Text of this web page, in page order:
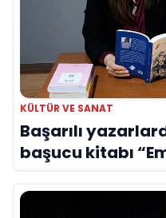
KÜLTÜR VE SANAT
Başarılı
başucu kitabı
yerini aldı